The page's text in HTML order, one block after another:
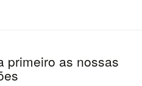
primeiro as nossas